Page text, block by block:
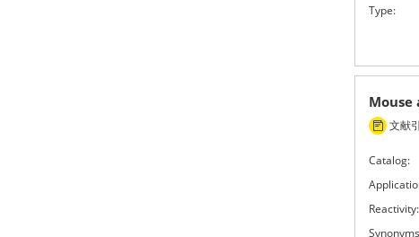
Type:
Mouse
文献
Catalog:
Reactivity: